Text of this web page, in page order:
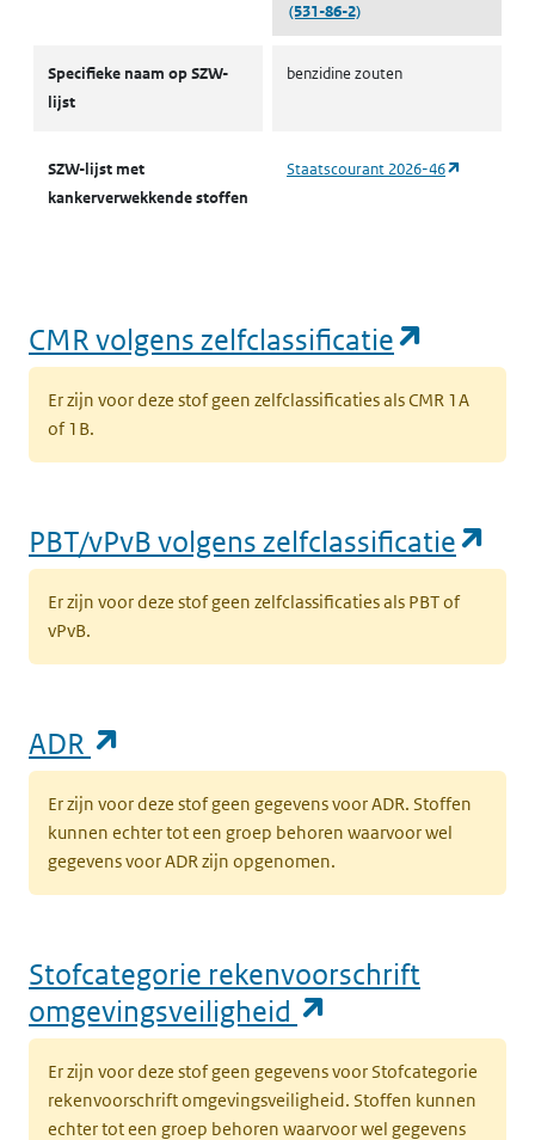
(531-86-2)
Specifieke naam op SZW-
lijst
benzidine zouten
SZW-lijst met
kankerverwekkende stoffen
Staatscourant 2026-46
CMR volgens zelfclassificatie
Er zijn voor deze stof geen zelfclassificaties als CMR 1A
of 1B.
PBT/vPvB volgens zelfclassificatie
Er zijn voor deze stof geen zelfclassificaties als PBT of
vPvB.
ADR
Er zijn voor deze stof geen gegevens voor ADR. Stoffen
kunnen echter tot een groep behoren waarvoor wel
gegevens voor ADR zijn opgenomen.
Stofcategorie rekenvoorschrift
omgevingsveiligheid
Er zijn voor deze stof geen gegevens voor Stofcategorie
rekenvoorschrift omgevingsveiligheid. Stoffen kunnen
echter tot een groep behoren waarvoor wel gegevens